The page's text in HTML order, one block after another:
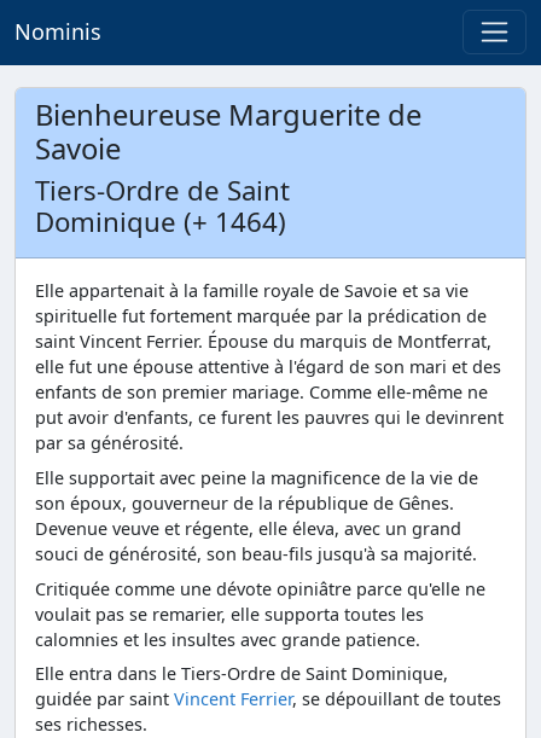
Nominis
Bienheureuse Marguerite de
Savoie
Tiers-Ordre de Saint
Dominique (+ 1464)
Elle appartenait à la famille royale de Savoie et sa vie
spirituelle fut fortement marquée par la prédication de
saint Vincent Ferrier. Épouse du marquis de Montferrat,
elle fut une épouse attentive à l'égard de son mari et des
enfants de son premier mariage. Comme elle-même ne
put avoir d'enfants, ce furent les pauvres qui le devinrent
par sa générosité.
Elle supportait avec peine la magnificence de la vie de
son époux, gouverneur de la république de Gênes.
Devenue veuve et régente, elle éleva, avec un grand
souci de générosité, son beau-fils jusqu'à sa majorité.
Critiquée comme une dévote opiniâtre parce qu'elle ne
voulait pas se remarier, elle supporta toutes les
calomnies et les insultes avec grande patience.
Elle entra dans le Tiers-Ordre de Saint Dominique,
guidée par saint Vincent Ferrier, se dépouillant de toutes
ses richesses.